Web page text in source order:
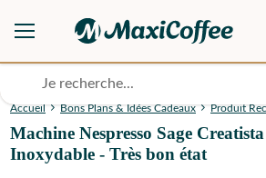
Accueil Bons Plans & Idées Cadeaux Produit
Machine Nespresso Sage
Inoxydable - Très bon état